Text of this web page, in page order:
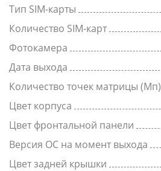
Тип SIM-карты
Количество SIM-карт
Фотокамера
Дата выхода
Количество точек матрицы (Мп)
Цвет корпуса
Цвет фронтальной панели
Версия ОС на момент выхода
Цвет задней крышки